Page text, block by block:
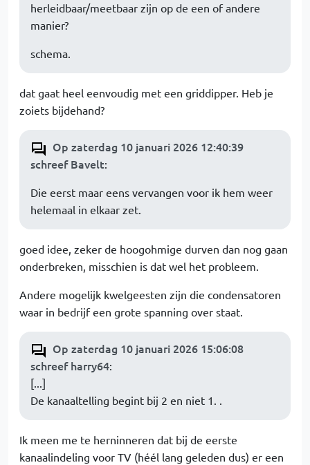
herleidbaar/meetbaar zijn op de een of andere
manier?
schema.
dat gaat heel eenvoudig met een griddipper. Heb je
zoiets bijdehand?
Op zaterdag 10 januari 2026 12:40:39
schreef Bavelt:
Die eerst maar eens vervangen voor ik hem weer
helemaal in elkaar zet.
goed idee, zeker de hoogohmige durven dan nog gaan
onderbreken, misschien is dat wel het probleem.
Andere mogelijk kwelgeesten zijn die condensatoren
waar in bedrijf een grote spanning over staat.
Op zaterdag 10 januari 2026 15:06:08
schreef harry64:
[...]
De kanaaltelling begint bij 2 en niet 1. .
Ik meen me te herninneren dat bij de eerste
kanaalindeling voor TV (héél lang geleden dus) er een